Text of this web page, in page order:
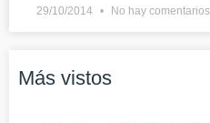
29/10/2014 No hay comentarios
Más vistos